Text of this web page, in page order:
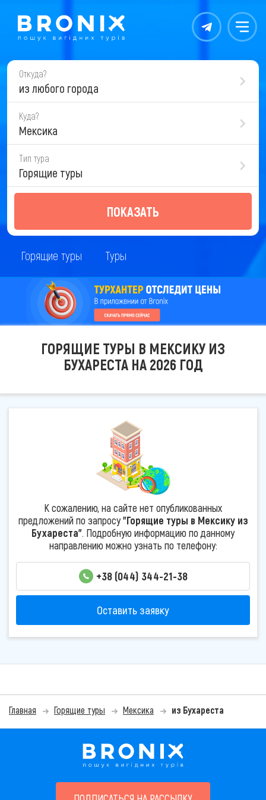
Контакты Меню
Откуда?
из любого города
Куда?
Мексика
Тип тура
Горящие туры
ПОКАЗАТЬ
Горящие туры Туры
ГОРЯЩИЕ ТУРЫ В МЕКСИКУ ИЗ
БУХАРЕСТА НА 2026 ГОД
К сожалению, на сайте нет опубликованных
предложений по запросу"Горящие туры в Мексику из
Бухареста". Подробную информацию по данному
направлению можно узнать по телефону:
+38 (044) 344-21-38
Оставить заявку
Главная Горящие туры Мексика из Бухареста